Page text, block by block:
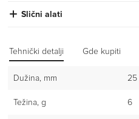
Slični alati
Tehnički detalji Gde kupiti
Dužina, mm 25
Težina, g 6